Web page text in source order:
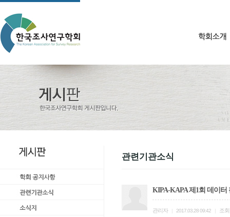
관련기관소식
KIPA-KAPA 제1회 데이터
관리자 2017.03.28 09:42 조회